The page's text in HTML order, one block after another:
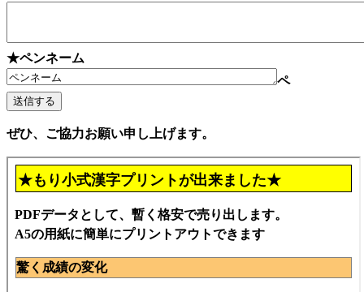
★ペンネーム
ペ
ぜひ、ご協力お願い申し上げます。